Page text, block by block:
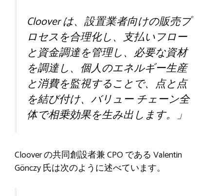
Cloover は、設置業者向けの販売プ
ロセスを合理化し、支払いフロー
と資金調達を管理し、必要な資材
を調達し、個人のエネルギー生産
と消費を監視することで、点と点
を結び付け、バリュー チェーン全
体で相乗効果を生み出します。」
Cloover の共同創設者兼 CPO である Valentin
Gönczy 氏は次のように述べています。